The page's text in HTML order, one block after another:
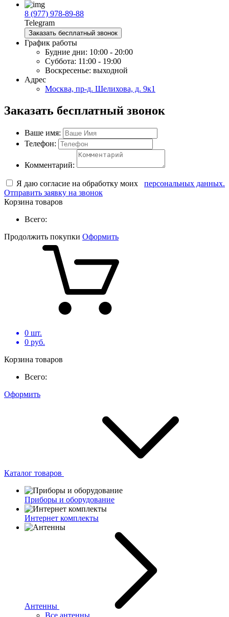
8 (977) 978-89-88
Telegram
Заказать бесплатный звонок
График работы
Будние дни: 10:00 - 20:00
Суббота: 11:00 - 19:00
Воскресенье: выходной
Адрес
Москва, пр-д. Шелихова, д. 9к1
Заказать бесплатный звонок
Ваше имя:
Телефон:
Комментарий:
Я даю согласие на обработку моих
персональных данных.
Отправить заявку на звонок
Корзина товаров
Всего:
Продолжить покупки Оформить
0 шт.
0 руб.
Корзина товаров
Всего:
Оформить
Каталог товаров
Приборы и оборудование
Интернет комплекты
Антенны
Все антенны